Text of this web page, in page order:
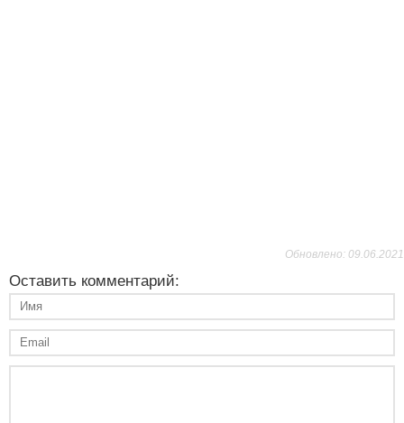
Обновлено: 09.06.2021
Оставить комментарий: